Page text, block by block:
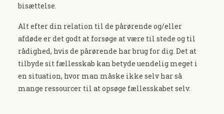
bisættelse.
Alt efter din relation til de pårørende og/eller
afdøde er det godt at forsøge at være til stede og til
rådighed, hvis de pårørende har brug for dig. Det at
tilbyde sit fællesskab kan betyde uendelig meget i
en situation, hvor man måske ikke selv har så
mange ressourcer til at opsøge fællesskabet selv.